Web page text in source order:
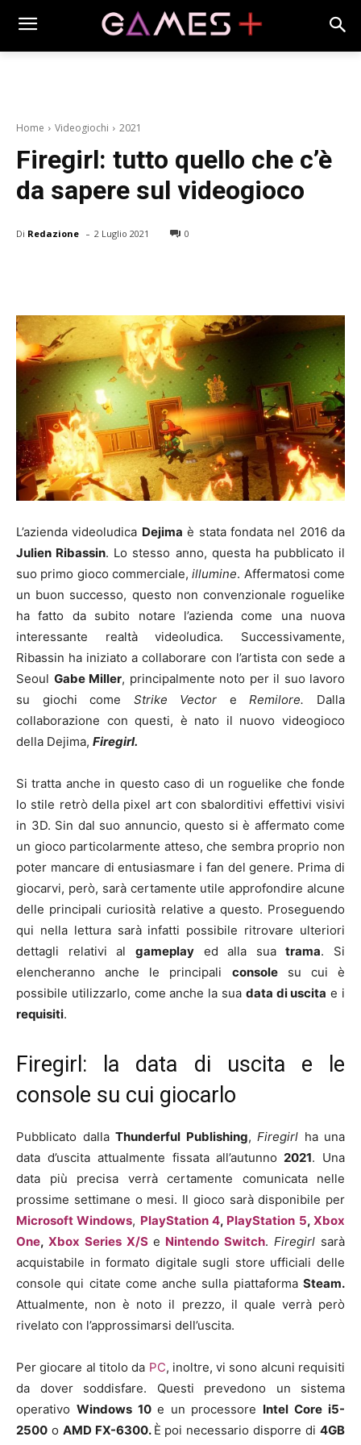
Home Videogiochi 2021
Firegirl: tutto quello che c’è
da sapere sul videogioco
Di Redazione - 2 Luglio 2021 0
L’azienda videoludica Dejima è stata fondata nel 2016 da
Julien Ribassin. Lo stesso anno, questa ha pubblicato il
suo primo gioco commerciale,illumine. Affermatosi come
un buon successo, questo non convenzionale roguelike
ha fatto da subito notare l’azienda come una nuova
interessante realtà videoludica. Successivamente,
Ribassin ha iniziato a collaborare con l’artista con sede a
Seoul Gabe Miller, principalmente noto per il suo lavoro
su giochi come Strike Vector eRemilore. Dalla
collaborazione con questi, è nato il nuovo videogioco
della Dejima, Firegirl.
Si tratta anche in questo caso di un roguelike che fonde
lo stile retrò della pixel art con sbalorditivi effettivi visivi
in 3D. Sin dal suo annuncio, questo si è affermato come
un gioco particolarmente atteso, che sembra proprio non
poter mancare di entusiasmare i fan del genere. Prima di
giocarvi, però, sarà certamente utile approfondire alcune
delle principali curiosità relative a questo. Proseguendo
qui nella lettura sarà infatti possibile ritrovare ulteriori
dettagli relativi al gameplayed alla suatrama. Si
elencheranno anche le principali consolesu cui è
possibile utilizzarlo, come anche la sua data di uscita e i
requisiti.
Firegirl: la data di uscita e le
console su cui giocarlo
Pubblicato dalla Thunderful Publishing, Firegirl ha una
data d’uscita attualmente fissata all’autunno 2021. Una
data più precisa verrà certamente comunicata nelle
prossime settimane o mesi. Il gioco sarà disponibile per
Microsoft Windows, PlayStation 4, PlayStation 5,Xbox
One, Xbox Series X/S e Nintendo Switch.Firegirl sarà
acquistabile in formato digitale sugli store ufficiali delle
console qui citate come anche sulla piattaforma Steam.
Attualmente, non è noto il prezzo, il quale verrà però
rivelato con l’approssimarsi dell’uscita.
Per giocare al titolo da PC, inoltre, vi sono alcuni requisiti
da dover soddisfare. Questi prevedono un sistema
operativo Windows 10 e un processore Intel Core i5-
2500 o AMD FX-6300. È poi necessario disporre di4GB